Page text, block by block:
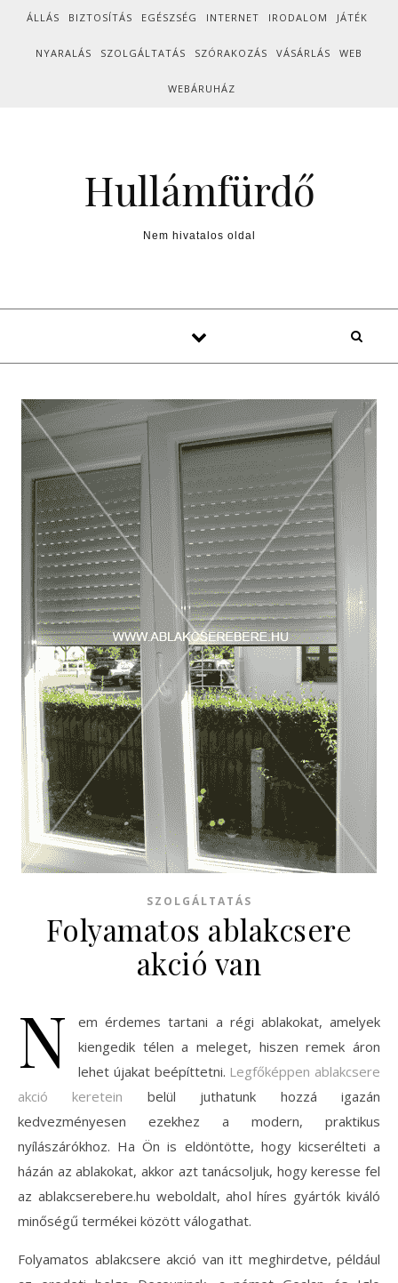
Skip to content
ÁLLÁS BIZTOSÍTÁS EGÉSZSÉG INTERNET IRODALOM JÁTÉK
NYARALÁS SZOLGÁLTATÁS SZÓRAKOZÁS VÁSÁRLÁS WEB
WEBÁRUHÁZ
Hullámfürdő
Nem hivatalos oldal
SZOLGÁLTATÁS
Folyamatos ablakcsere
akció van
N
em érdemes tartani a régi ablakokat, amelyek
kiengedik télen a meleget, hiszen remek áron
lehet újakat beépíttetni. Legfőképpen ablakcsere
akció keretein belül juthatunk hozzá igazán
kedvezményesen ezekhez a modern, praktikus
nyílászárókhoz. Ha Ön is eldöntötte, hogy kicserélteti a
házán az ablakokat, akkor azt tanácsoljuk, hogy keresse fel
az ablakcserebere.hu weboldalt, ahol híres gyártók kiváló
minőségű termékei között válogathat.
Folyamatos ablakcsere akció van itt meghirdetve, például